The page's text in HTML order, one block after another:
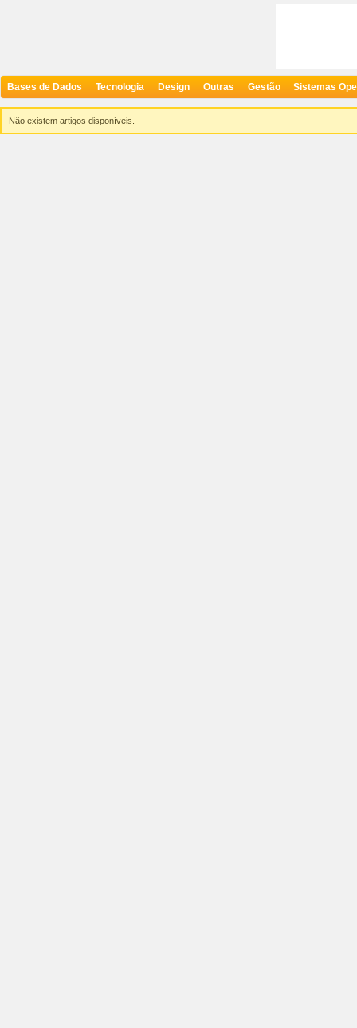
Bases de Dados Tecnologia Design Outras Gestão Sistemas
Não existem artigos disponíveis.